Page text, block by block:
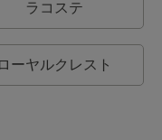
ラコステ
ローヤルクレスト